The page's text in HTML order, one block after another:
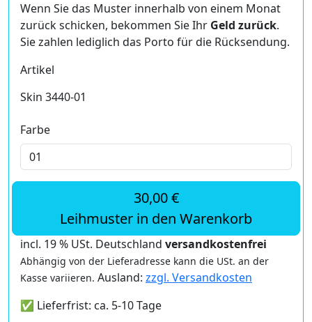
Wenn Sie das Muster innerhalb von einem Monat
zurück schicken, bekommen Sie Ihr Geld zurück.
Sie zahlen lediglich das Porto für die Rücksendung.
Artikel
Skin 3440-01
Farbe
30,00 €
Leihmuster in den Warenkorb
incl. 19 % USt. Deutschland versandkostenfrei
Abhängig von der Lieferadresse kann die USt. an der
Kasse variieren. Ausland: zzgl. Versandkosten
✅ Lieferfrist: ca. 5-10 Tage